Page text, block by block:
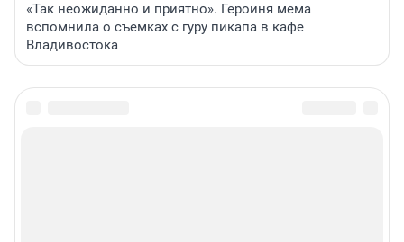
«Так неожиданно и приятно». Героиня мема
вспомнила о съемках с гуру пикапа в кафе
Владивостока